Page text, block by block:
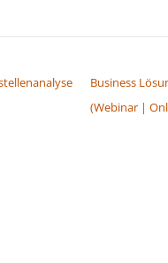
Business
(Webinar |